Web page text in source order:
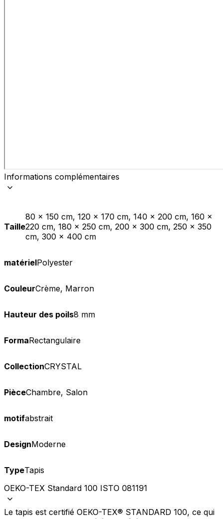
Informations complémentaires
Taille
80 x 150 cm, 120 x 170 cm, 140 x 200 cm, 160 x
220 cm, 180 x 250 cm, 200 x 300 cm, 250 x 350
cm, 300 x 400 cm
matérielPolyester
CouleurCrème, Marron
Hauteur des poils8 mm
FormaRectangulaire
CollectionCRYSTAL
PièceChambre, Salon
motifabstrait
DesignModerne
TypeTapis
OEKO-TEX Standard 100 ISTO 081191
Le tapis est certifié OEKO-TEX® STANDARD 100, ce qui